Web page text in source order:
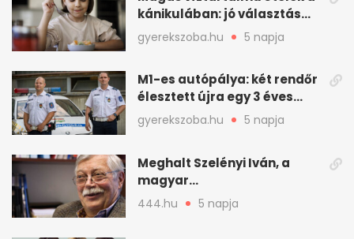
kánikulában: jó választás
gyerekeknek
gyerekszoba.hu 5 napja
M1-es autópálya: két rendőr
élesztett újra egy 3 éves
kisfiút
gyerekszoba.hu 5 napja
Meghalt Szelényi Iván, a
magyar
társadalomtudomány
meghatározó alakja
444.hu 5 napja